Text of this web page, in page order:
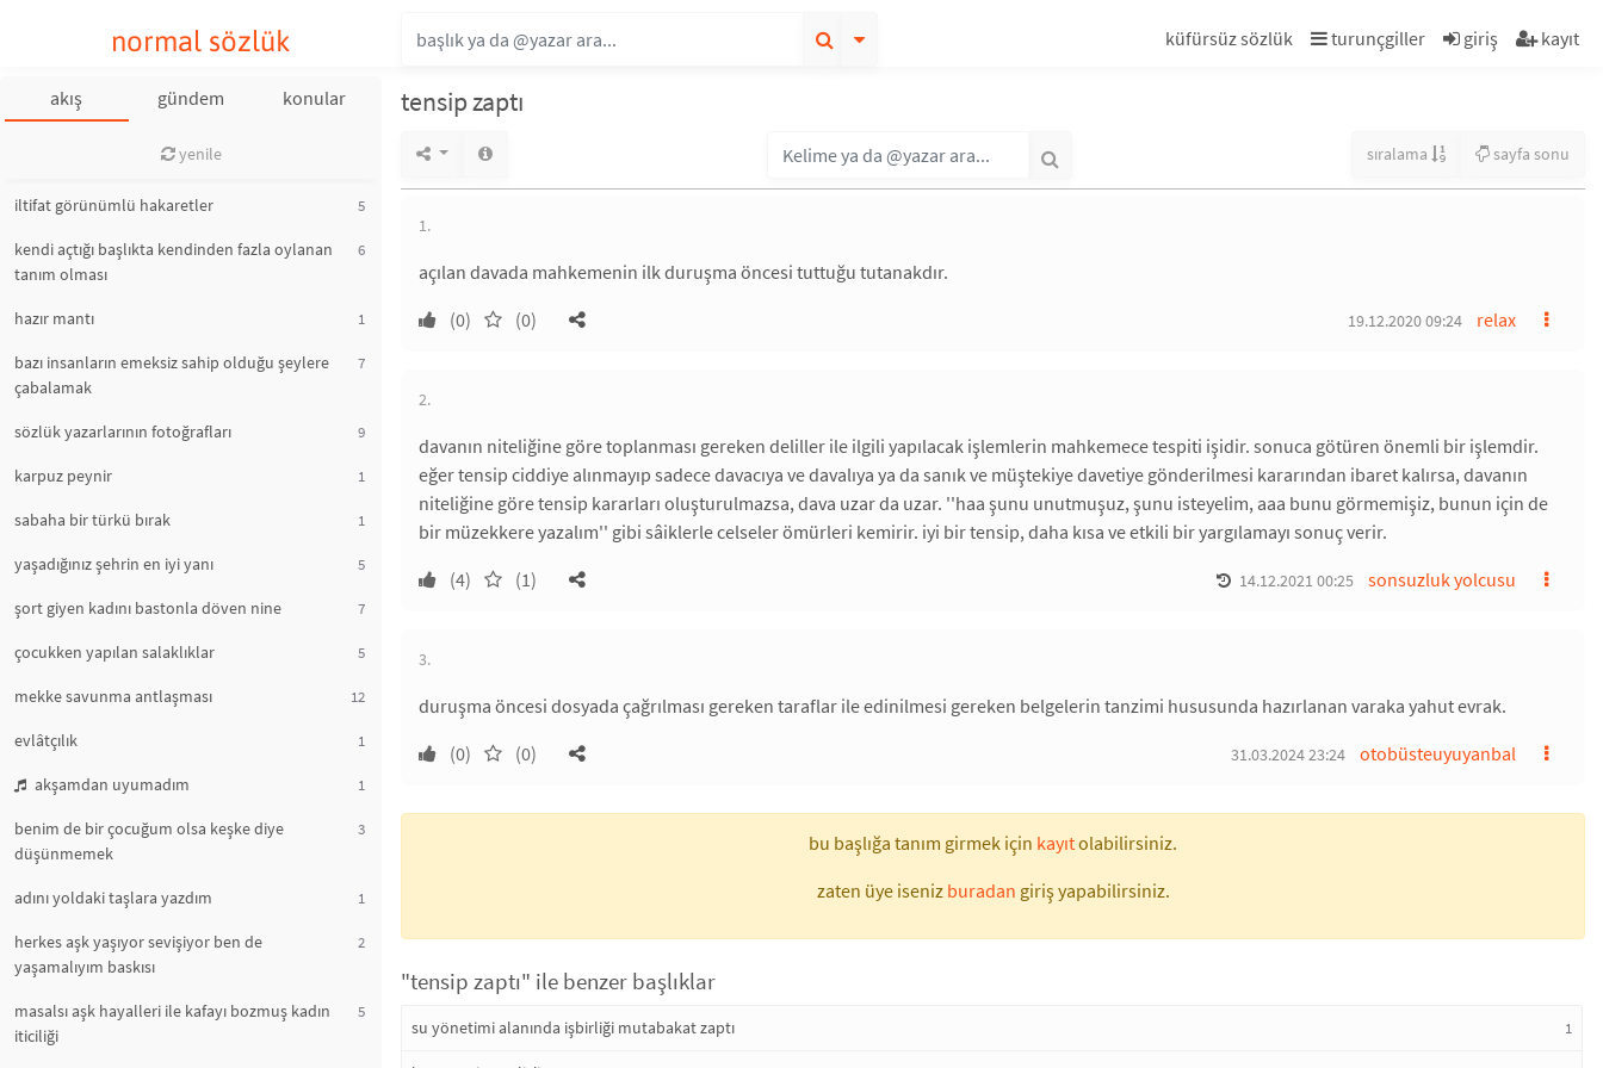
normal sözlük küfürsüz sözlük turunçgiller giriş kayıt
akış gündem konular
yenile
iltifat görünümlü hakaretler 5
kendi açtığı başlıkta kendinden fazla oylanan
tanım olması
6
hazır mantı 1
bazı insanların emeksiz sahip olduğu şeylere
çabalamak
7
sözlük yazarlarının fotoğrafları 9
karpuz peynir 1
sabaha bir türkü bırak 1
yaşadığınız şehrin en iyi yanı 5
şort giyen kadını bastonla döven nine 7
çocukken yapılan salaklıklar 5
mekke savunma antlaşması 12
evlâtçılık 1
akşamdan uyumadım 1
benim de bir çocuğum olsa keşke diye
düşünmemek
3
adını yoldaki taşlara yazdım 1
herkes aşk yaşıyor sevişiyor ben de
yaşamalıyım baskısı
2
masalsı aşk hayalleri ile kafayı bozmuş kadın
iticiliği
5
tensip zaptı
sıralama sayfa sonu
1.
açılan davada mahkemenin ilk duruşma öncesi tuttuğu tutanakdır.
(0)
(0) relax
19.12.2020 09:24
2.
davanın niteliğine göre toplanması gereken deliller ile ilgili yapılacak işlemlerin mahkemece tespiti işidir. sonuca götüren önemli bir işlemdir.
eğer tensip ciddiye alınmayıp sadece davacıya ve davalıya ya da sanık ve müştekiye davetiye gönderilmesi kararından ibaret kalırsa, davanın
niteliğine göre tensip kararları oluşturulmazsa, dava uzar da uzar. ''haa şunu unutmuşuz, şunu isteyelim, aaa bunu görmemişiz, bunun için de
bir müzekkere yazalım'' gibi sâiklerle celseler ömürleri kemirir. iyi bir tensip, daha kısa ve etkili bir yargılamayı sonuç verir.
(4)
(1) sonsuzluk yolcusu
14.12.2021 00:25
3.
duruşma öncesi dosyada çağrılması gereken taraflar ile edinilmesi gereken belgelerin tanzimi hususunda hazırlanan varaka yahut evrak.
(0)
(0) otobüsteuyuyanbal
31.03.2024 23:24
bu başlığa tanım girmek için kayıtolabilirsiniz.
zaten üye iseniz buradan giriş yapabilirsiniz.
"tensip zaptı" ile benzer başlıklar
su yönetimi alanında işbirliği mutabakat zaptı 1